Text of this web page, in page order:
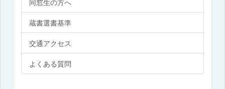
蔵書選書基準
交通アクセス
よくある質問